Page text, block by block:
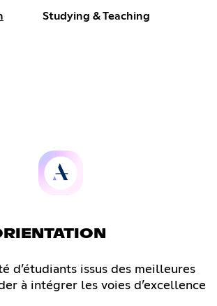
Studying & Teaching
d’étudiants issus des meilleures
à intégrer les voies d’excellence